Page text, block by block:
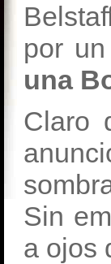
por
una
Claro
Sin
a ojos